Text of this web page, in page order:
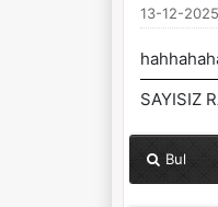
13-12-
SAYISIZ
Bul